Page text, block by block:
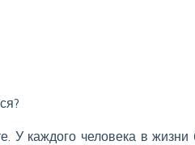
У каждого человека в